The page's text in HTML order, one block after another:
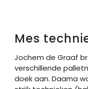
Mes
Jochem de Graaf
verschillende
doek aan. Daarna